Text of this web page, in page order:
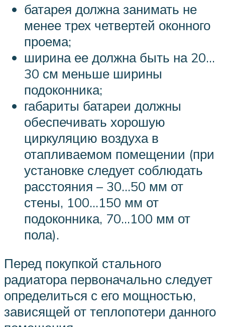
батарея должна занимать не
менее трех четвертей оконного
проема;
ширина ее должна быть на 20…
30 см меньше ширины
подоконника;
габариты батареи должны
обеспечивать хорошую
циркуляцию воздуха в
отапливаемом помещении (при
установке следует соблюдать
расстояния – 30…50 мм от
стены, 100…150 мм от
подоконника, 70…100 мм от
пола).
Перед покупкой стального
радиатора первоначально следует
определиться с его мощностью,
зависящей от теплопотери данного